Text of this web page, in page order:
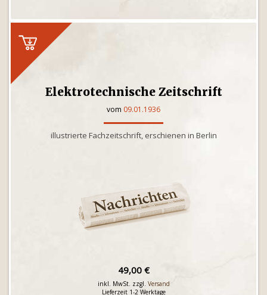
Elektrotechnische Zeitschrift
vom 09.01.1936
illustrierte Fachzeitschrift, erschienen in Berlin
49,00 €
inkl. MwSt. zzgl. Versand
Lieferzeit 1-2 Werktage